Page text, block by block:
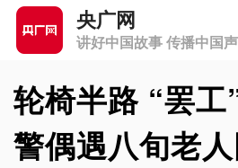
央广网
讲好中国故事 传播中国
轮椅半路 “罢工
警偶遇八旬老